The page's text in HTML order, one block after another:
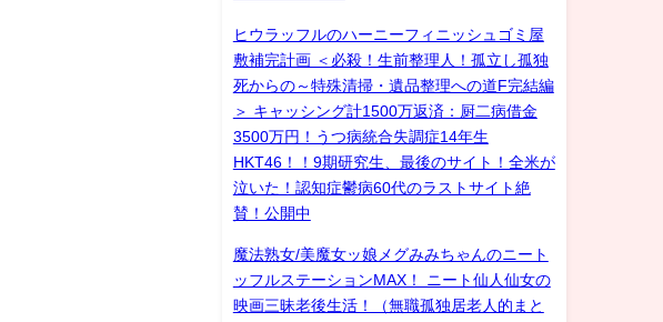
ヒウラッフルのハーニーフィニッシュゴミ屋
敷補完計画 ＜必殺！生前整理人！孤立し孤独
死からの～特殊清掃・遺品整理への道F完結編
＞ キャッシング計1500万返済：厨二病借金
3500万円！うつ病統合失調症14年生
HKT46！！9期研究生、最後のサイト！全米が
泣いた！認知症鬱病60代のラストサイト絶
賛！公開中
魔法熟女/美魔女ッ娘メグみみちゃんのニート
ッフルステーションMAX！ ニート仙人仙女の
映画三昧老後生活！（無職孤独居老人的まと